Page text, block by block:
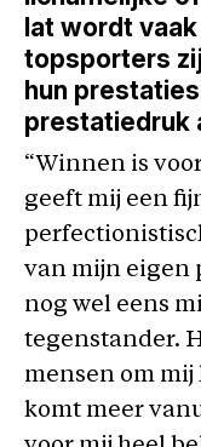
lat wordt
topsporters
hun
prestatiedruk
“Winnen is
geeft mij een
van mijn eigen
nog wel eens
tegenstander.
mensen om
komt meer